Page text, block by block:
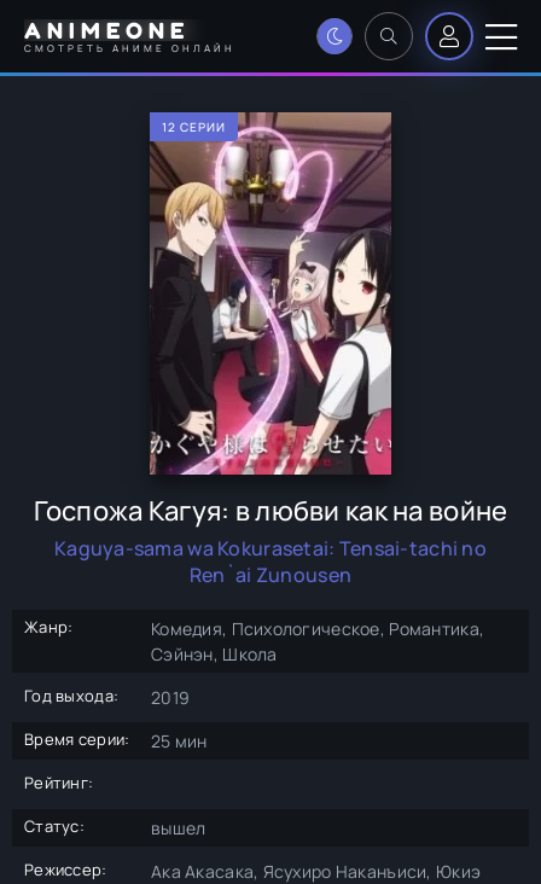
ANIMEONE
СМОТРЕТЬ АНИМЕ ОНЛАЙН
12 СЕРИИ
Госпожа Кагуя: в любви как на войне
Kaguya-sama wa Kokurasetai: Tensai-tachi no
Ren`ai Zunousen
Жанр:
Комедия, Психологическое, Романтика,
Сэйнэн, Школа
Год выхода: 2019
Время серии: 25 мин
Рейтинг:
Статус:
вышел
Режиссер:
Ака Акасака, Ясухиро Наканъиси, Юкиэ